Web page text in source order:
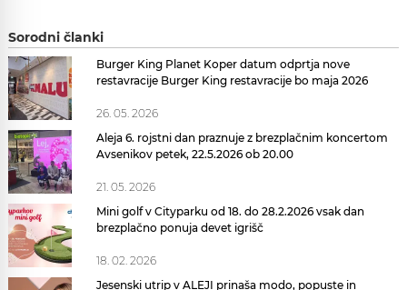
Sorodni članki
Burger King Planet Koper datum odprtja nove
restavracije Burger King restavracije bo maja 2026
26. 05. 2026
Aleja 6. rojstni dan praznuje z brezplačnim koncertom
Avsenikov petek, 22.5.2026 ob 20.00
21. 05. 2026
Mini golf v Cityparku od 18. do 28.2.2026 vsak dan
brezplačno ponuja devet igrišč
18. 02. 2026
Jesenski utrip v ALEJI prinaša modo, popuste in